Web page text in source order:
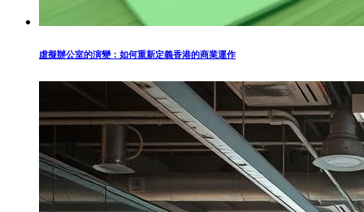
虛擬辦公室的演變：如何重新定義香港的商業運作